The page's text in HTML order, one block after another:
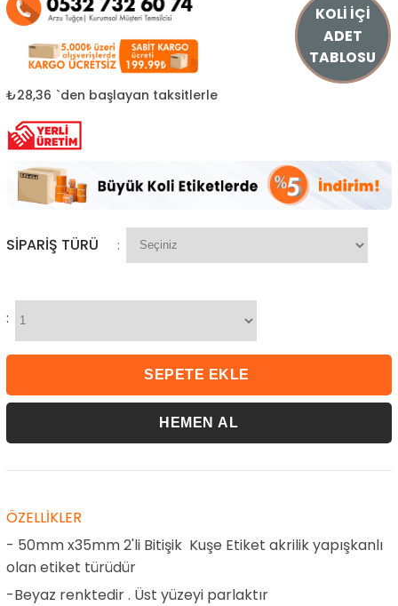
₺28,36 `den başlayan taksitlerle
SIPARIŞ TÜRÜ :
:
ÖZELLİKLER
- 50mm x35mm 2'li Bitişik Kuşe Etiket akrilik yapışkanlı
olan etiket türüdür
-Beyaz renktedir . Üst yüzeyi parlaktır
KOLİ İÇİ
ADET
TABLOSU